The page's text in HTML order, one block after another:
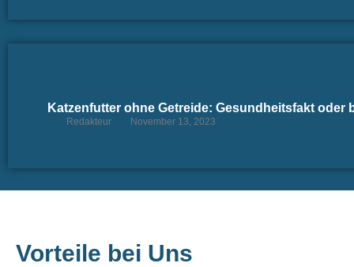
Katzenfutter ohne Getreide: Gesundheitsfakt oder
Redakteur November 13, 2023
Vorteile bei Uns